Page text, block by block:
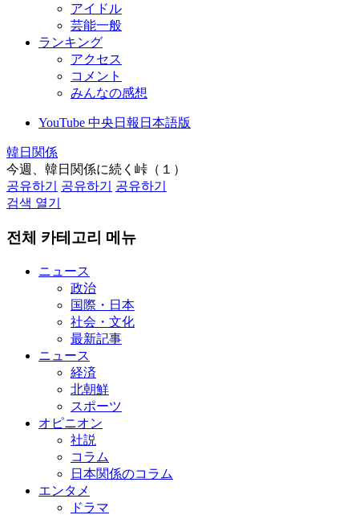
アイドル
芸能一般
ランキング
アクセス
コメント
みんなの感想
YouTube 中央日報日本語版
韓日関係
今週、韓日関係に続く峠（１）
공유하기
공유하기
공유하기
검색 열기
전체 카테고리 메뉴
ニュース
政治
国際・日本
社会・文化
最新記事
ニュース
経済
北朝鮮
スポーツ
オピニオン
社説
コラム
日本関係のコラム
エンタメ
ドラマ